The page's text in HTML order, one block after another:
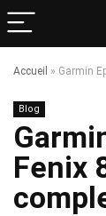
Accueil » Garmin
Blog
Fenix